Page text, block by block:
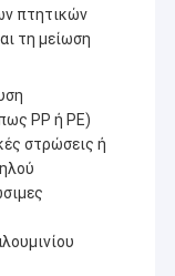
πτητικών
τη μείωση
PP ή PE)
στρώσεις ή